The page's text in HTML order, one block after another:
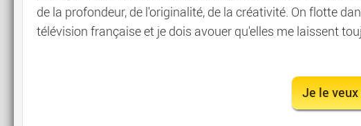
de la profondeur, de l'originalité, de la créativité. On flotte
télévision française et je dois avouer qu'elles me laissent
Je le veux